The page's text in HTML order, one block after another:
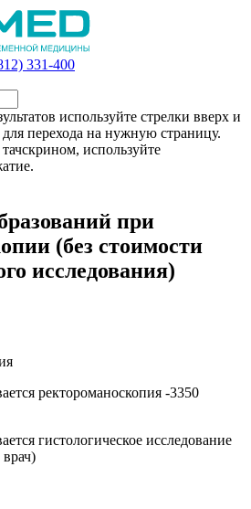
331-400
используйте стрелки вверх и
перехода на нужную страницу.
используйте
при
(без стоимости
исследования)
ректороманоскопия -3350
гистологическое исследование